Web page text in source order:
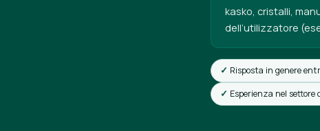
kasko, cristalli,
dell’utilizzatore
Risposta in genere
Esperienza nel settore